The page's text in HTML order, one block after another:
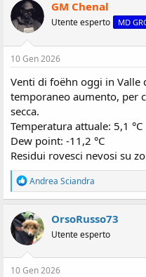
i
o
n
i
:
GM Chenal
Utente esperto MD
10 Gen 2026
Venti di foëhn oggi in Valle
temporaneo aumento, per
secca.
Temperatura attuale: 5,1 °C
Dew point: -11,2 °C
Residui rovesci nevosi su
R
e
a
z
i
o
n
i
:
Andrea Sciandra
OrsoRusso73
Utente esperto
10 Gen 2026